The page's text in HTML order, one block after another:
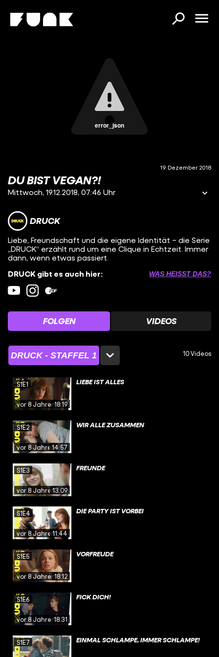
error_json
19. Dezember 2018
DU BIST VEGAN?!
Mittwoch, 19.12.2018, 07:46 Uhr
DRUCK
Liebe, Freundschaft und die eigene Identität – die Serie
„DRUCK“ erzählt rund um eine Clique in Echtzeit. Immer
dann, wenn etwas passiert.
DRUCK gibt es auch hier:
WAS HEISST DAS?
FOLGEN VIDEOS
DRUCK - STAFFEL 1 10 Videos
vor 8 Jahren18:19
S1E1 LIEBE IST ALLES
vor 8 Jahren14:57
S1E2 WIR ALLE ZUSAMMEN
vor 8 Jahren13:09
S1E3 FREUNDE
vor 8 Jahren11:44
S1E4 DIE PARTY IST VORBEI
vor 8 Jahren18:12
S1E5 VORFREUDE
vor 8 Jahren18:31
S1E6 FICK DICH!
S1E7 EINMAL SCHLAMPE, IMMER SCHLAMPE!